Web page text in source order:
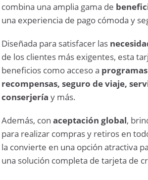
combina una amplia gama de
una experiencia de pago cómoda y
Diseñada para satisfacer las
de los clientes más exigentes, esta
beneficios como acceso a
recompensas, seguro de viaje,
conserjería y más.
Además, conaceptación global,
para realizar compras y retiros en
la convierte en una opción atractiva
una solución completa de tarjeta de